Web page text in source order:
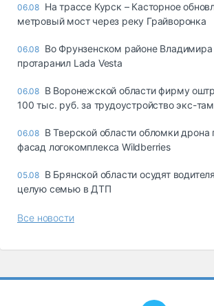
06.08 На трассе Курск – Касторное
метровый мост через реку Грайворонка
06.08 Во Фрунзенском районе
протаранил Lada Vesta
06.08 В Воронежской области фирму
100 тыс. руб. за трудоустройство экс-
06.08 В Тверской области обломки дрона
фасад логокомплекса Wildberries
05.08 В Брянской области осудят
целую семью в ДТП
Все новости